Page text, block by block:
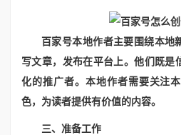
百家号本地作者主要围绕本地
写文章，发布在平台上。他们既是
化的推广者。本地作者需要关注
色，为读者提供有价值的内容。
三、准备工作